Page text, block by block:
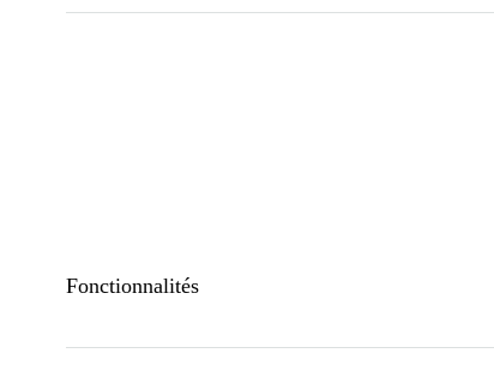
Fonctionnalités